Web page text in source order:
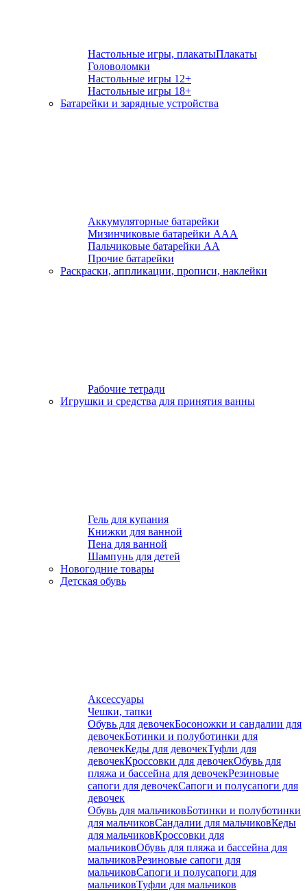
Настольные игры, плакатыПлакаты
Головоломки
Настольные игры 12+
Настольные игры 18+
Батарейки и зарядные устройства
Аккумуляторные батарейки
Мизинчиковые батарейки ААА
Пальчиковые батарейки АА
Прочие батарейки
Раскраски, аппликации, прописи, наклейки
Рабочие тетради
Игрушки и средства для принятия ванны
Гель для купания
Книжки для ванной
Пена для ванной
Шампунь для детей
Новогодние товары
Детская обувь
Аксессуары
Чешки, тапки
Обувь для девочекБосоножки и сандалии для
девочекБотинки и полуботинки для
девочекКеды для девочекТуфли для
девочекКроссовки для девочекОбувь для
пляжа и бассейна для девочекРезиновые
сапоги для девочекСапоги и полусапоги для
девочек
Обувь для мальчиковБотинки и полуботинки
для мальчиковСандалии для мальчиковКеды
для мальчиковКроссовки для
мальчиковОбувь для пляжа и бассейна для
мальчиковРезиновые сапоги для
мальчиковСапоги и полусапоги для
мальчиковТуфли для мальчиков